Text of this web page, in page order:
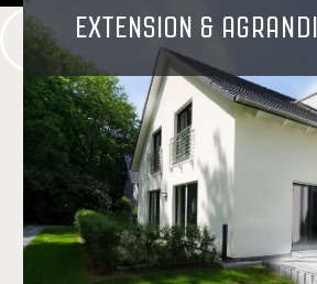
EXTENSION &